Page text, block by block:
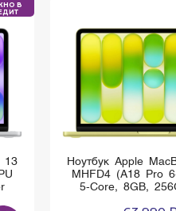
В
13
Ноутбук Apple
MHFD4 (A18 Pro
5-Core, 8GB,